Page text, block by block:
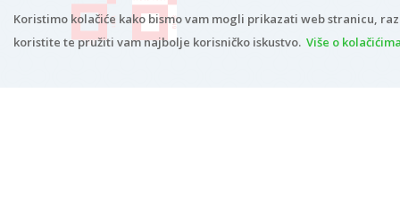
Koristimo kolačiće kako bismo vam mogli prikazati web stranicu,
koristite te pružiti vam najbolje korisničko iskustvo. Više o